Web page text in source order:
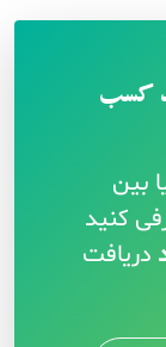
کسب
بین
کنید
دریافت